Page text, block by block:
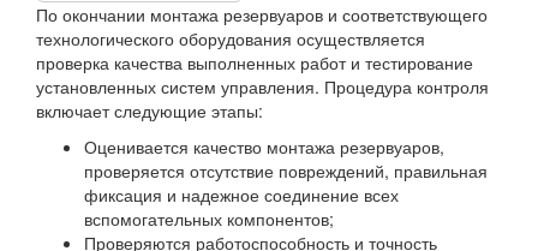
По окончании монтажа резервуаров и соответствующего
технологического оборудования осуществляется
проверка качества выполненных работ и тестирование
установленных систем управления. Процедура контроля
включает следующие этапы:
Оценивается качество монтажа резервуаров,
проверяется отсутствие повреждений, правильная
фиксация и надежное соединение всех
вспомогательных компонентов;
Проверяются работоспособность и точность